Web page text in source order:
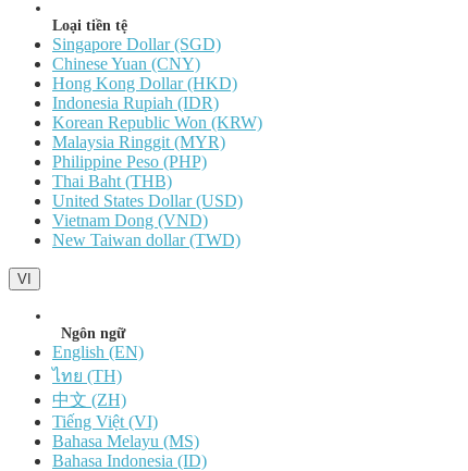
Loại tiền tệ
Singapore Dollar (SGD)
Chinese Yuan (CNY)
Hong Kong Dollar (HKD)
Indonesia Rupiah (IDR)
Korean Republic Won (KRW)
Malaysia Ringgit (MYR)
Philippine Peso (PHP)
Thai Baht (THB)
United States Dollar (USD)
Vietnam Dong (VND)
New Taiwan dollar (TWD)
VI
Ngôn ngữ
English (EN)
ไทย (TH)
中文 (ZH)
Tiếng Việt (VI)
Bahasa Melayu (MS)
Bahasa Indonesia (ID)